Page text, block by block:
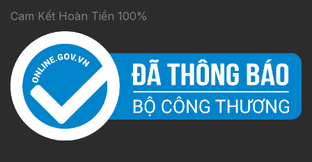
Cam Kết Hoàn Tiền 100%